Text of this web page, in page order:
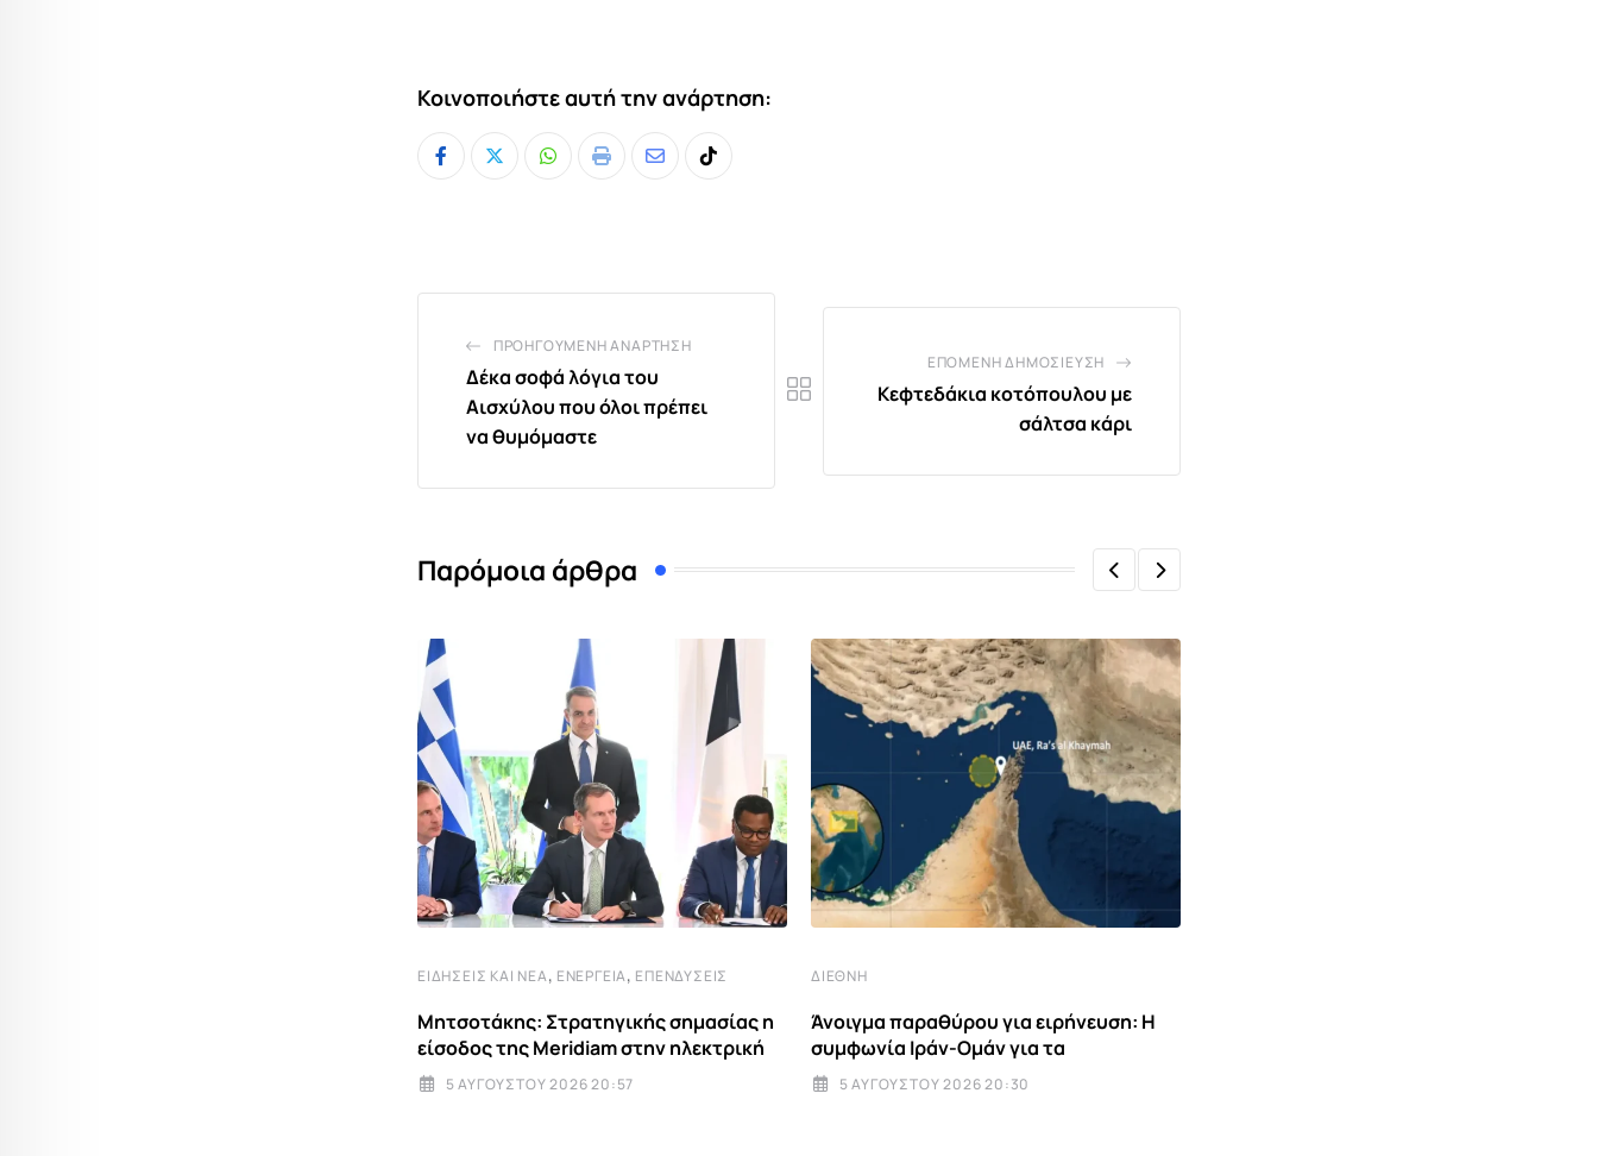
Κοινοποιήστε αυτή την ανάρτηση:
Whatsapp
Print
ShareTiktok
ΠΡΟΗΓΟΎΜΕΝΗ ΑΝΆΡΤΗΣΗ
Δέκα σοφά λόγια του
Αισχύλου που όλοι πρέπει
να θυμόμαστε
ΕΠΌΜΕΝΗ ΔΗΜΟΣΊΕΥΣΗ
Κεφτεδάκια κοτόπουλου με
σάλτσα κάρι
Παρόμοια άρθρα
ΕΙΔΉΣΕΙΣ ΚΑΙ ΝΈΑ, ΕΝΈΡΓΕΙΑ, ΕΠΕΝΔΎΣΕΙΣ
Μητσοτάκης: Στρατηγικής σημασίας η
είσοδος της Meridiam στην ηλεκτρική
5 ΑΥΓΟΎΣΤΟΥ 2026 20:57
ΔΙΕΘΝΉ
Άνοιγμα παραθύρου για ειρήνευση: Η
συμφωνία Ιράν-Ομάν για τα
5 ΑΥΓΟΎΣΤΟΥ 2026 20:30